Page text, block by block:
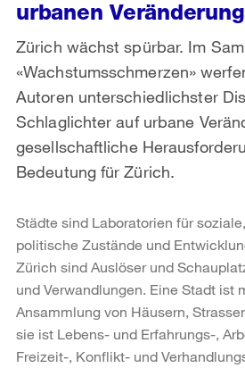
urbanen
Zürich wächst spürbar. Im
«Wachstumsschmerzen»
Autoren unterschiedlichster
Schlaglichter auf urbane
gesellschaftliche
Bedeutung für Zürich.
Städte sind Laboratorien für
politische Zustände und
Zürich sind Auslöser und
und Verwandlungen. Eine Stadt ist
Ansammlung von Häusern,
sie ist Lebens- und Erfahrungs-,
Freizeit-, Konflikt- und